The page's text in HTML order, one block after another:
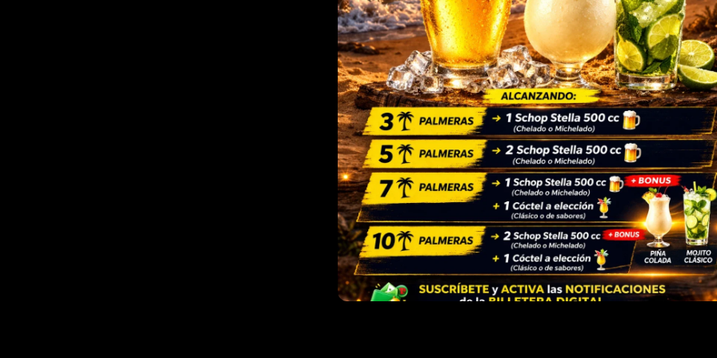
CLUB MONTAÑITA
EVENTOS: STAND UP & TRIBUTOS
CALIFÍCANOS EN GOOGLE
INSTAGRAM